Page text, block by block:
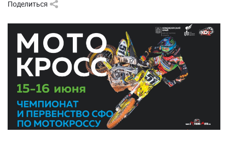
Поделиться